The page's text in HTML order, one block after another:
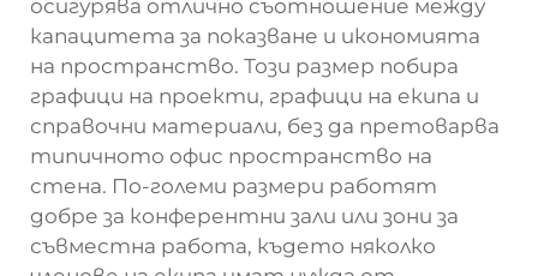
осигурява отлично съотношение между
капацитета за показване и икономията
на пространство. Този размер побира
графици на проекти, графици на екипа и
справочни материали, без да претоварва
типичното офис пространство на
стена. По-големи размери работят
добре за конферентни зали или зони за
съвместна работа, където няколко